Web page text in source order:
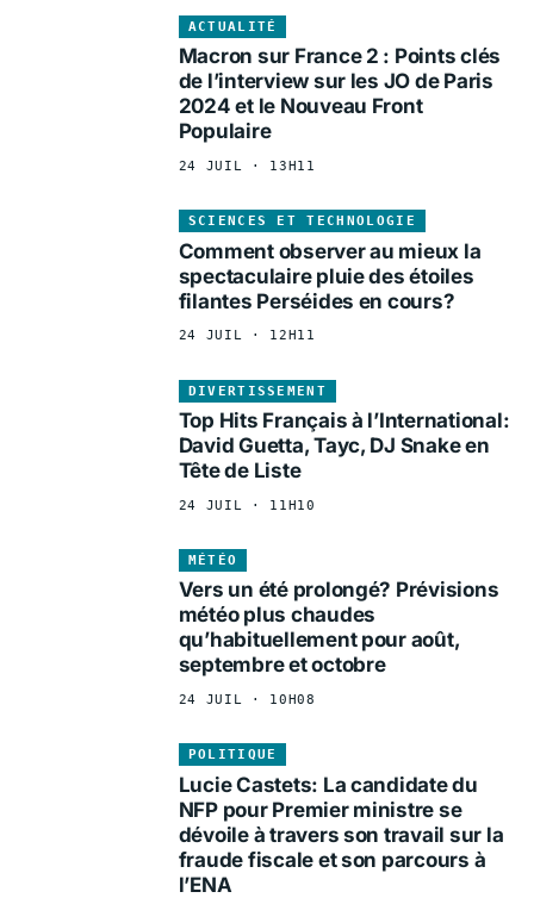
ACTUALITÉ
Macron sur France 2 : Points clés
de l’interview sur les JO de Paris
2024 et le Nouveau Front
Populaire
24 JUIL · 13H11
SCIENCES ET TECHNOLOGIE
Comment observer au mieux la
spectaculaire pluie des étoiles
filantes Perséides en cours?
24 JUIL · 12H11
DIVERTISSEMENT
Top Hits Français à l’International:
David Guetta, Tayc, DJ Snake en
Tête de Liste
24 JUIL · 11H10
MÉTÉO
Vers un été prolongé? Prévisions
météo plus chaudes
qu’habituellement pour août,
septembre et octobre
24 JUIL · 10H08
POLITIQUE
Lucie Castets: La candidate du
NFP pour Premier ministre se
dévoile à travers son travail sur la
fraude fiscale et son parcours à
l’ENA